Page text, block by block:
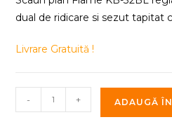
dual de ridicare si sezut tapitat
Livrare Gratuită !
Cantitate
Flame
- + ADAUGĂ